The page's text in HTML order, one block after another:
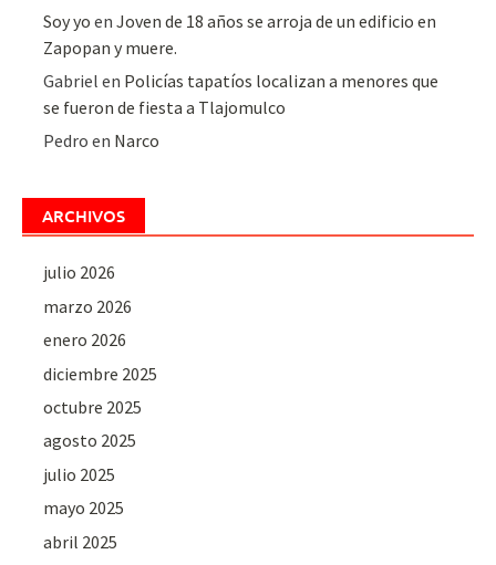
Soy yo enJoven de 18 años se arroja de un edificio en
Zapopan y muere.
Gabriel en Policías tapatíos localizan a menores que
se fueron de fiesta a Tlajomulco
Pedro en Narco
ARCHIVOS
julio 2026
marzo 2026
enero 2026
diciembre 2025
octubre 2025
agosto 2025
julio 2025
mayo 2025
abril 2025